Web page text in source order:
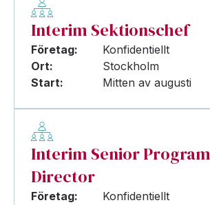
Interim Sektionschef
Företag:
Konfidentiellt
Ort:
Stockholm
Start:
Mitten av augusti
Interim Senior Program
Director
Företag:
Konfidentiellt